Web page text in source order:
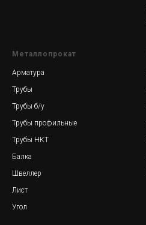
Металлопрокат
Арматура
Трубы
Трубы б/у
Трубы профильные
Трубы НКТ
Балка
Швеллер
Лист
Угол